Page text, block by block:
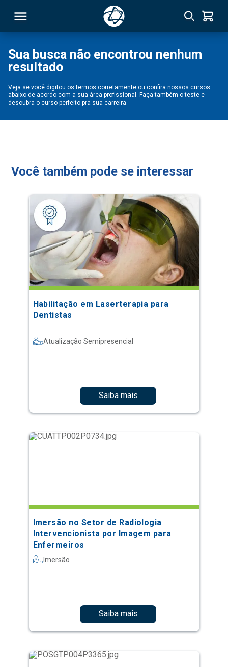
Sua busca não encontrou nenhum
resultado
Veja se você digitou os termos corretamente ou confira nossos cursos
abaixo de acordo com a sua área profissional. Faça também o teste e
descubra o curso perfeito pra sua carreira.
Você também pode se interessar
Habilitação em Laserterapia para
Dentistas
Atualização Semipresencial
Saiba mais
Imersão no Setor de Radiologia
Intervencionista por Imagem para
Enfermeiros
Imersão
Saiba mais